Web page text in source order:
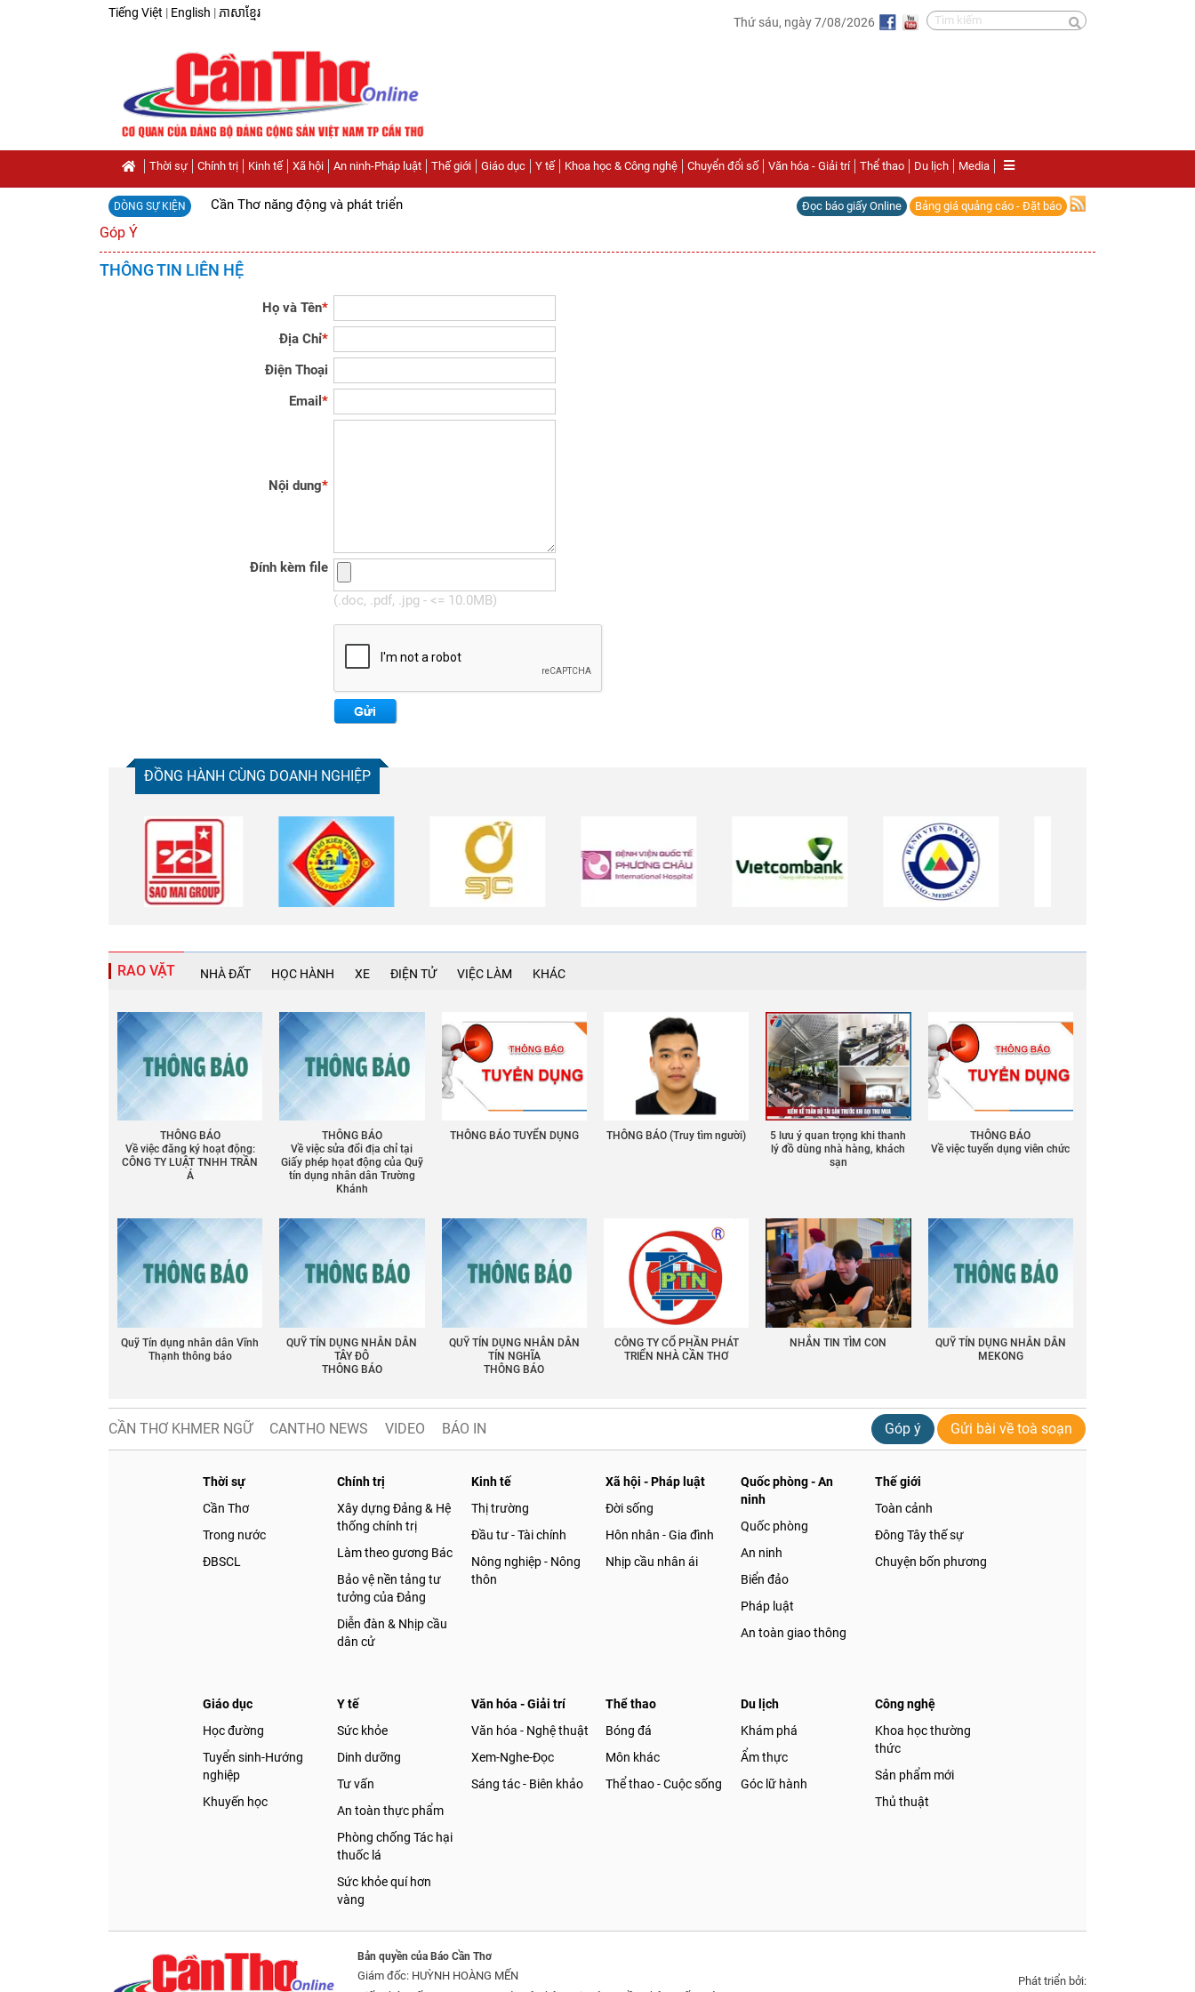
Tiếng Việt | English | ភាសាខ្មែរ
Thứ sáu, ngày 7/08/2026
Thời sự Chính trị Kinh tế Xã hội An ninh-Pháp luật Thế giới Giáo dục Y tế Khoa học & Công nghệ Chuyển đổi số Văn hóa - Giải trí Thể thao Du lịch Media
DÒNG SỰ KIỆN Cần Thơ năng động và phát triển Đọc báo giấy Online Bảng giá quảng cáo - Đặt báo
Góp Ý
THÔNG TIN LIÊN HỆ
Họ và Tên*
Địa Chỉ*
Điện Thoại
Email *
Nội dung*
Đính kèm file
(.doc, .pdf, .jpg - <= 10.0MB)
ĐỒNG HÀNH CÙNG DOANH NGHIỆP
RAO VẶT NHÀ ĐẤT HỌC HÀNH XE ĐIỆN TỬ VIỆC LÀM KHÁC
THÔNG BÁO
Về việc đăng ký hoạt động:
CÔNG TY LUẬT TNHH TRẦN
Á
THÔNG BÁO
Về việc sửa đổi địa chỉ tại
Giấy phép họat động của Quỹ
tín dụng nhân dân Trường
Khánh
THÔNG BÁO TUYỂN DỤNG THÔNG BÁO (Truy tìm người)
5 lưu ý quan trọng khi thanh
lý đồ dùng nhà hàng, khách
sạn
THÔNG BÁO
Về việc tuyển dụng viên chức
Quỹ Tín dụng nhân dân Vĩnh
Thạnh thông báo
QUỸ TÍN DỤNG NHÂN DÂN
TÂY ĐÔ
THÔNG BÁO
QUỸ TÍN DỤNG NHÂN DÂN
TÍN NGHĨA
THÔNG BÁO
CÔNG TY CỔ PHẦN PHÁT
TRIỂN NHÀ CẦN THƠ
NHẮN TIN TÌM CON
QUỸ TÍN DỤNG NHÂN DÂN
MEKONG
CẦN THƠ KHMER NGỮ CANTHO NEWS VIDEO BÁO IN Góp ý Gửi bài về toà soạn
Thời sự
Cần Thơ
Trong nước
ĐBSCL
Chính trị
Xây dựng Đảng & Hệ
thống chính trị
Làm theo gương Bác
Bảo vệ nền tảng tư
tưởng của Đảng
Diễn đàn & Nhịp cầu
dân cử
Kinh tế
Thị trường
Đầu tư - Tài chính
Nông nghiệp - Nông
thôn
Xã hội - Pháp luật
Đời sống
Hôn nhân - Gia đình
Nhịp cầu nhân ái
Quốc phòng - An
ninh
Quốc phòng
An ninh
Biển đảo
Pháp luật
An toàn giao thông
Thế giới
Toàn cảnh
Đông Tây thế sự
Chuyện bốn phương
Giáo dục
Học đường
Tuyển sinh-Hướng
nghiệp
Khuyến học
Y tế
Sức khỏe
Dinh dưỡng
Tư vấn
An toàn thực phẩm
Phòng chống Tác hại
thuốc lá
Sức khỏe quí hơn
vàng
Văn hóa - Giải trí
Văn hóa - Nghệ thuật
Xem-Nghe-Đọc
Sáng tác - Biên khảo
Thể thao
Bóng đá
Môn khác
Thể thao - Cuộc sống
Du lịch
Khám phá
Ẩm thực
Góc lữ hành
Công nghệ
Khoa học thường
thức
Sản phẩm mới
Thủ thuật
Bản quyền của Báo Cần Thơ
Giám đốc: HUỲNH HOÀNG MẾN
Phát triển bởi: